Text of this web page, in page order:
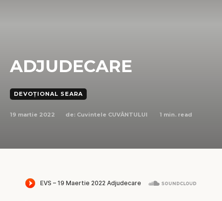
ADJUDECARE
DEVOȚIONAL SEARA
19 martie 2022 de: Cuvintele CUVÂNTULUI 1 min. read